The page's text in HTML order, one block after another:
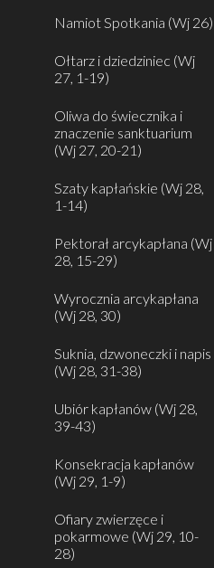
Namiot Spotkania (Wj 26)
Ołtarz i dziedziniec (Wj
27, 1-19)
Oliwa do świecznika i
znaczenie sanktuarium
(Wj 27, 20-21)
Szaty kapłańskie (Wj 28,
1-14)
Pektorał arcykapłana (Wj
28, 15-29)
Wyrocznia arcykapłana
(Wj 28, 30)
Suknia, dzwoneczki i napis
(Wj 28, 31-38)
Ubiór kapłanów (Wj 28,
39-43)
Konsekracja kapłanów
(Wj 29, 1-9)
Ofiary zwierzęce i
pokarmowe (Wj 29, 10-
28)